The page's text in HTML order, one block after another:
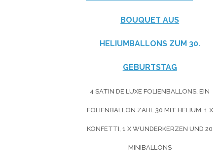
BOUQUET AUS
HELIUMBALLONS ZUM 30.
GEBURTSTAG
4 SATIN DE LUXE FOLIENBALLONS, EIN
FOLIENBALLON ZAHL 30 MIT HELIUM, 1 X
KONFETTI, 1 X WUNDERKERZEN UND 20
MINIBALLONS